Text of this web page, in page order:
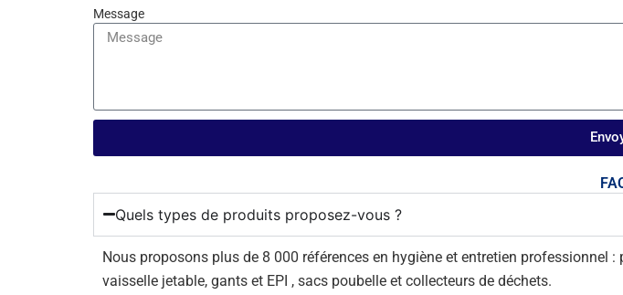
Message
Quels types de produits proposez-vous ?
Nous proposons plus de 8 000 références en hygiène et entretien professionnel
vaisselle jetable, gants et EPI , sacs poubelle et collecteurs de déchets.